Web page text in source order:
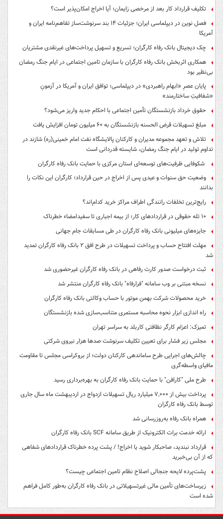
تکلیف قرارداد کار بعد از مرخصی زایمان؛ آیا اخراج امکان‌پذیر است؟
فصل نوین در دیپلماسی ایران؛ جزئیات ۱۴ بند سرنوشت‌ساز تفاهم‌نامه ایران و
آمریکا
چک دیجیتال بانک رفاه کارگران؛ تسریع و تسهیل پرداخت‌های غیرنقدی مشتریان
همکاری اثربخش بانک رفاه کارگران با سازمان تامین اجتماعی در ایام جنگ رمضان
بی‌نظیر بود
پایان عصرِ «ابهام راهبردی» در دیپلماسی؛ توافق ایران و آمریکا در آزمونِ
«شفافیتِ ساختارمند»
حقوق خرداد بازنشستگان تأمین اجتماعی با احکام جدید واریز می‌شود؟
مبلغ تسهیلات قرض الحسنه بازنشستگان به ۶۰ میلیون تومان افزایش یافت
تلاش و تعهد مجموعه مدیران و کارکنان پالایشگاه نفت امام خمینی(ره) شازند در
تداوم تولید در ایام جنگ رمضان، شایسته قدردانی است
شکوفایی ظرفیت‌های توسعه‌ای استان مرکزی با حمایت بانک رفاه کارگران
وضعیت حق سنوات و عیدی پس از اخراج در حین قرارداد؛ کارگران این نکات را
بدانند
رایج‌ترین تخلفات رانندگی اطراف مراکز خرید کدام‌اند؟
۱۰ تله حقوقی در قراردادهای کار؛ از بیمه اجباری تا سفیدامضاء خطرناک
جایزه‌های میلیونی بانک رفاه کارگران در طی مسابقات جام جهانی
مهلت افتتاح حساب و پرداخت تسهیلات در طرح افق ۲ بانک رفاه کارگران تمدید
شد
ثبت درخواست صدور کارت رفاهی در بانک رفاه کارگران غیرحضوری شد
نسخه مبتنی بر وب سامانه "فرارفاه" بانک رفاه کارگران منتشر شد
خرید محصولات شرکت بهمن موتور با حساب وکالتی بانک رفاه کارگران
راه اندازی ابزار نحوه محاسبه مستمری متناسب‌سازی شده بازنشستگان
تمیزک: اعزام کارگر نظافتی کاربلد به سراسر تهران
مجلس زیر فشار برای تعیین تکلیف سرنوشت صدها هزار نیروی شرکتی
چالش‌های اجرایی طرح ساماندهی کارکنان دولت؛ از بروکراسی مجلس تا مقاومت
مافیای واسطه‌گری
طرح ملی "کارافن" با حمایت بانک رفاه کارگران به بهره‌برداری رسید
پرداخت بیش از ۷,۰۰۰ میلیارد ریال تسهیلات ازدواج در اردیبهشت ماه سال جاری
توسط بانک رفاه کارگران
همراه بانک رفاه به‌روزرسانی شد
ارائه خدمت برات الکترونیک از طریق سامانه SCF بانک رفاه کارگران
قرارداد نبندید، صاحبکار شوید یا اخراج! / پشت پرده خطرناک قراردادهای شفاهی
که از آن بی‌خبرید
پشت‌پرده لایحه جنجالی اصلاح نظام تامین اجتماعی چیست؟
زیرساخت‌های تأمین مالی غیرتسهیلاتی در بانک رفاه کارگران به‌طور کامل فراهم
شده است